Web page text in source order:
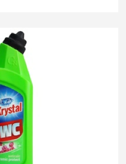
vody a ucítíte svěžest a čistotu
spláchnutí - hygienickou
usazenin a vytvoření
toalety.